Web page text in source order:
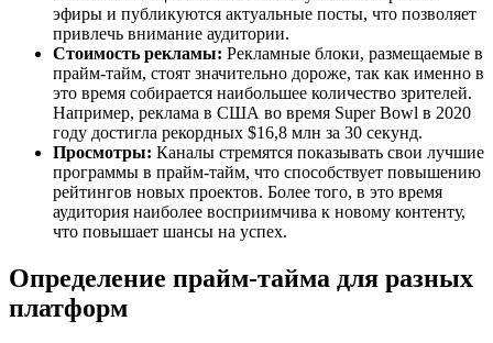
эфиры и публикуются актуальные посты, что позволяет
привлечь внимание аудитории.
Стоимость рекламы: Рекламные блоки, размещаемые в
прайм-тайм, стоят значительно дороже, так как именно в
это время собирается наибольшее количество зрителей.
Например, реклама в США во время Super Bowl в 2020
году достигла рекордных $16,8 млн за 30 секунд.
Просмотры: Каналы стремятся показывать свои лучшие
программы в прайм-тайм, что способствует повышению
рейтингов новых проектов. Более того, в это время
аудитория наиболее восприимчива к новому контенту,
что повышает шансы на успех.
Определение прайм-тайма для разных
платформ